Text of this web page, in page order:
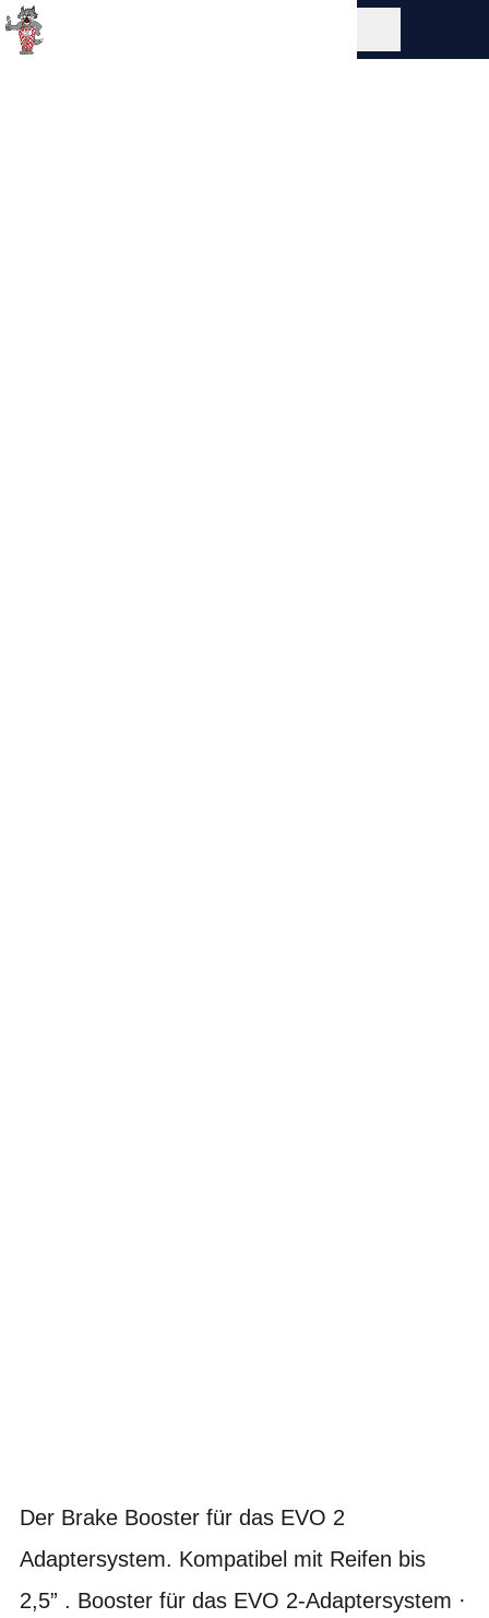
Der Brake Booster für das EVO 2
Adaptersystem. Kompatibel mit Reifen bis
2,5” . Booster für das EVO 2-Adaptersystem ·